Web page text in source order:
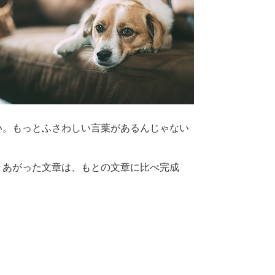
もっとふさわしい言葉があるんじゃない
がった文章は、もとの文章に比べ完成